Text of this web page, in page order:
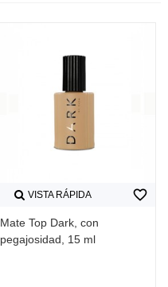
VISTA RÁPIDA
Mate Top Dark, con
pegajosidad, 15 ml
favorite_border